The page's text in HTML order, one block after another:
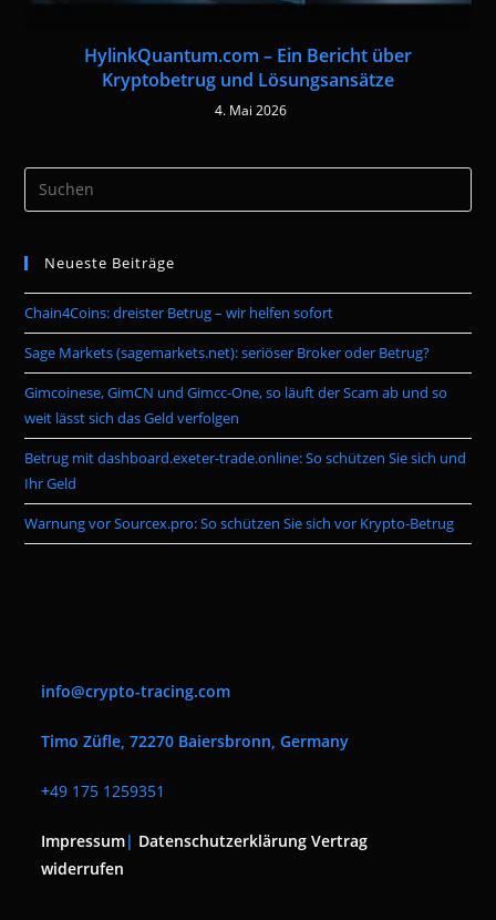
HylinkQuantum.com – Ein Bericht über
Kryptobetrug und Lösungsansätze
4. Mai 2026
the
Neueste Beiträge
Chain4Coins: dreister Betrug – wir helfen sofort
Sage Markets (sagemarkets.net): seriöser Broker oder Betrug?
Gimcoinese, GimCN und Gimcc-One, so läuft der Scam ab und so
weit lässt sich das Geld verfolgen
Betrug mit dashboard.exeter-trade.online: So schützen Sie sich und
Ihr Geld
Warnung vor Sourcex.pro: So schützen Sie sich vor Krypto-Betrug
info@crypto-tracing.com
Timo Züfle, 72270 Baiersbronn, Germany
+49 175 1259351
Impressum| Datenschutzerklärung Vertrag
widerrufen